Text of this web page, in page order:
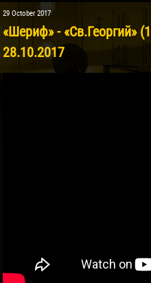
Dhoraso Moreo KLAS
29 October 2017
«Шериф» - «Св.Георгий»
28.10.2017